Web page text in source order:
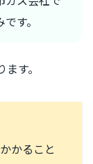
す。
す。
かること